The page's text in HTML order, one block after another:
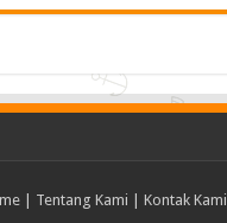
| Tentang Kami Kontak Kami